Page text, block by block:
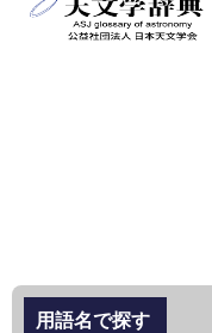
用語名で探す